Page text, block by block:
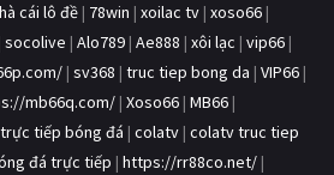
cái lô đề | 78win | xoilac tv | xoso66 |
socolive | Alo789 | Ae888 | xôi lạc | vip66 |
| sv368 | truc tiep bong da | VIP66 |
mb66q.com/ | Xoso66 | MB66 |
tiếp bóng đá | colatv | colatv truc tiep
đá trực tiếp | https://rr88co.net/ |